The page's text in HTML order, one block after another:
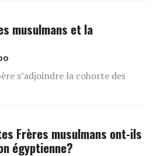
musulmans et la
s’adjoindre la cohorte des
Frères musulmans ont-ils
égyptienne?